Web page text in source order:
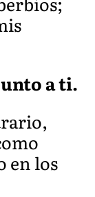
a ti.
en los